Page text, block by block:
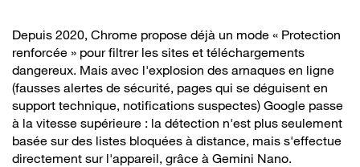
Depuis 2020, Chrome propose déjà un mode « Protection
renforcée » pour filtrer les sites et téléchargements
dangereux. Mais avec l'explosion des arnaques en ligne
(fausses alertes de sécurité, pages qui se déguisent en
support technique, notifications suspectes) Google passe
à la vitesse supérieure : la détection n'est plus seulement
basée sur des listes bloquées à distance, mais s'effectue
directement sur l'appareil, grâce à Gemini Nano.